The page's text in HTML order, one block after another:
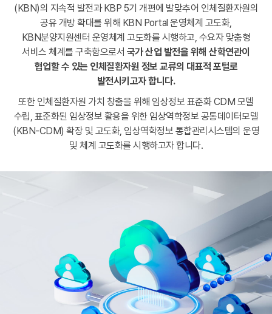
(KBN)의 지속적 발전과 KBP 5기 개편에 발맞추어 인체질환자원의
공유 개방 확대를 위해 KBN Portal 운영체계 고도화,
KBN분양지원센터 운영체계 고도화를 시행하고, 수요자 맞춤형
서비스 체계를 구축함으로서 국가 산업 발전을 위해 산학연관이
협업할 수 있는 인체질환자원 정보 교류의 대표적 포털로
발전시키고자 합니다.
또한 인체질환자원 가치 창출을 위해 임상정보 표준화 CDM 모델
수립, 표준화된 임상정보 활용을 위한 임상역학정보 공통데이터모델
(KBN-CDM) 확장 및 고도화, 임상역학정보 통합관리시스템의 운영
및 체계 고도화를 시행하고자 합니다.